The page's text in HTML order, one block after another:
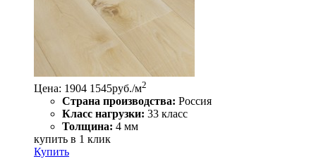
Цена: 1904 1545руб./м2
Страна производства: Россия
Класс нагрузки: 33 класс
Толщина: 4 мм
купить в 1 клик
Купить